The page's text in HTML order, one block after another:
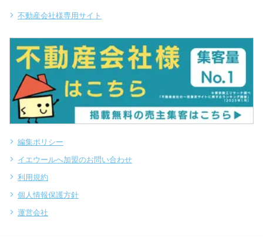
不動産会社様専用サイト
編集ポリシー
イエウールへ加盟のお問い合わせ
利用規約
個人情報保護方針
運営会社